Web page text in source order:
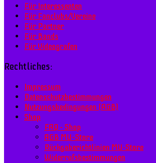
Für Interessenten
Für Fanclubs/Vereine
Für Partner
Für Bands
Für Videografen
Rechtliches:
Impressum
Datenschutzbestimmungen
Nutzungsbedingungen (AGB)
Shop
FAQ – Shop
AGB MU–Store
Rückgaberichtlinien MU-Store
Widerrufsbestimmungen